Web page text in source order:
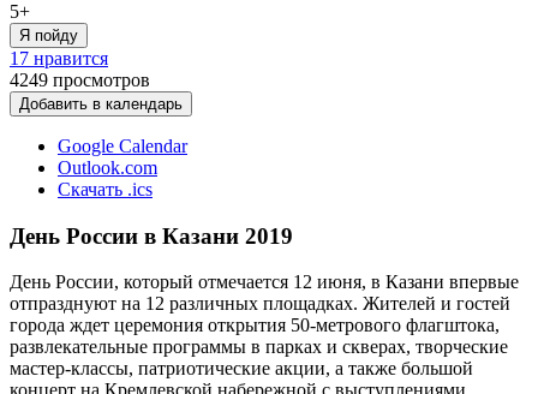
5+
Я пойду
17 нравится
4249 просмотров
Добавить в календарь
Google Calendar
Outlook.com
Скачать .ics
День России в Казани 2019
День России, который отмечается 12 июня, в Казани впервые
отпразднуют на 12 различных площадках. Жителей и гостей
города ждет церемония открытия 50-метрового флагштока,
развлекательные программы в парках и скверах, творческие
мастер-классы, патриотические акции, а также большой